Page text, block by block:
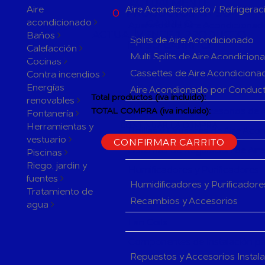
Aire
acondicionado
Baños
Calefacción
Cocinas
Contra incendios
Energías
renovables
Fontanería
Herramientas y
vestuario
Piscinas
Riego, jardin y
fuentes
Tratamiento de
agua
Aire Acondicionado /
Splits de Aire Acondicionado
Multi Splits de Aire
Cassettes de Aire
Aire Acondionado por
Herramientas y accesorios de
Sistemas de Regulación de
Humidificadores y
Recambios y Accesorios
Repuestos y Accesorios
0 PRODUCTOS EN SU
ACTUALMENTE 1 PRODUCTO
EN SU CARRITO.
Total productos (iva incluido):
TOTAL COMPRA (iva incluido):
CONFIRMAR CARRITO